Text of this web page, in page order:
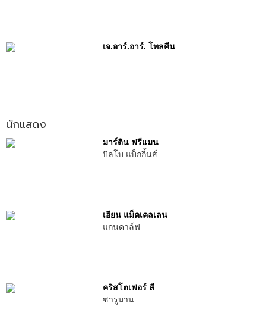
เจ.อาร์.อาร์. โทลคีน
นักแสดง
มาร์ติน ฟรีแมน
บิลโบ แบ็กกิ้นส์
เอียน แม็คเคลเลน
แกนดาล์ฟ
คริสโตเฟอร์ ลี
ซารูมาน